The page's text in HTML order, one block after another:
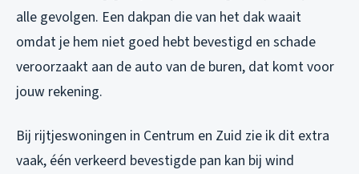
alle gevolgen. Een dakpan die van het dak waait
omdat je hem niet goed hebt bevestigd en schade
veroorzaakt aan de auto van de buren, dat komt voor
jouw rekening.
Bij rijtjeswoningen in Centrum en Zuid zie ik dit extra
vaak, één verkeerd bevestigde pan kan bij wind